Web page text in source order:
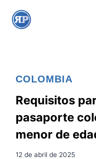
COLOMBIA
Requisitos
pasaporte
menor de
12 de abril de 2025